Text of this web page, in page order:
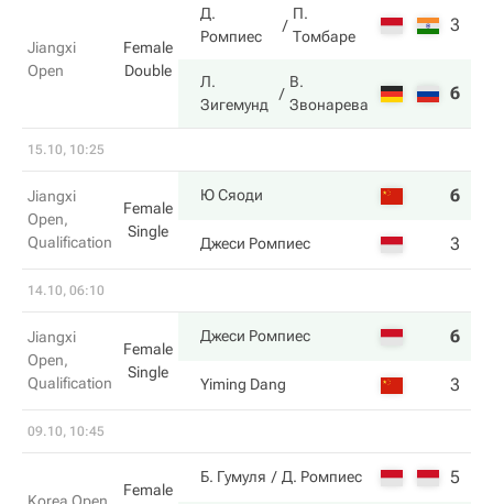
Jiangxi
Open
Female
Double
Д.
Ромпиес
П.
Томбаре
3
Л.
Зигемунд
В.
Звонарева
6
15.10, 10:25
Jiangxi
Open,
Qualification
Female
Single
Ю Сяоди 6
Джеси Ромпиес 3
14.10, 06:10
Jiangxi
Open,
Qualification
Female
Single
Джеси Ромпиес 6
Yiming Dang 3
09.10, 10:45
Female
Б. Гумуля Д. Ромпиес 5